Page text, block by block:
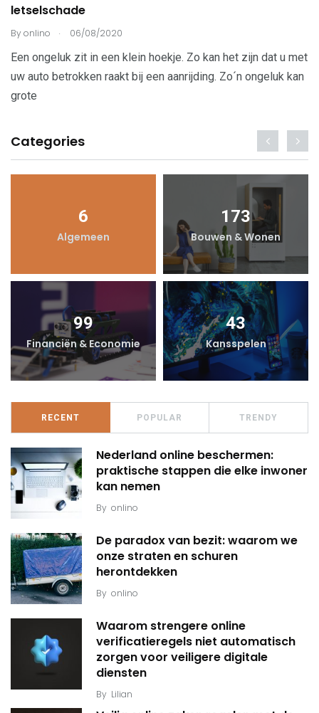
letselschade
Byonlino . 06/08/2020
Een ongeluk zit in een klein hoekje. Zo kan het zijn dat u met
uw auto betrokken raakt bij een aanrijding. Zo´n ongeluk kan
grote
Categories
6
Algemeen
173
Bouwen & Wonen
99
Financiën & Economie
43
Kansspelen
RECENT POPULAR TRENDY
Nederland online beschermen:
praktische stappen die elke inwoner
kan nemen
By onlino
De paradox van bezit: waarom we
onze straten en schuren
herontdekken
By onlino
Waarom strengere online
verificatieregels niet automatisch
zorgen voor veiligere digitale
diensten
By Lilian